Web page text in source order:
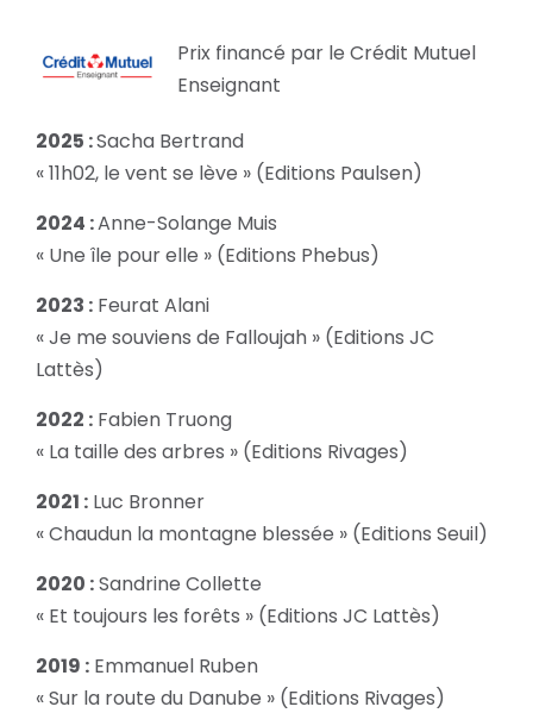
Prix financé par le Crédit Mutuel
Enseignant
2025 :Sacha Bertrand
« 11h02, le vent se lève » (Editions Paulsen)
2024 :Anne-Solange Muis
« Une île pour elle » (Editions Phebus)
2023 : Feurat Alani
« Je me souviens de Falloujah » (Editions JC
Lattès)
2022 : Fabien Truong
« La taille des arbres » (Editions Rivages)
2021 : Luc Bronner
« Chaudun la montagne blessée » (Editions Seuil)
2020 :Sandrine Collette
« Et toujours les forêts » (Editions JC Lattès)
2019 : Emmanuel Ruben
« Sur la route du Danube » (Editions Rivages)